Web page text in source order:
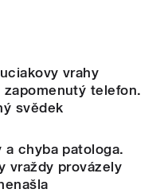
vrahy
telefon.
svědek
chyba patologa.
vraždy provázely